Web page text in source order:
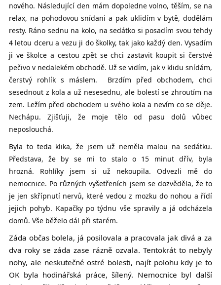
nového. Následující den mám dopoledne volno, těším, se na
relax, na pohodovou snídani a pak uklidím v bytě, dodělám
resty. Ráno sednu na kolo, na sedátko si posadím svou tehdy
4 letou dceru a vezu ji do školky, tak jako každý den. Vysadím
ji ve školce a cestou zpět se chci zastavit koupit si čerstvé
pečivo v nedalekém obchodě. Už se vidím, jak v klidu snídám,
čerstvý rohlík s máslem. Brzdím před obchodem, chci
sesednout z kola a už nesesednu, ale bolestí se zhroutím na
zem. Ležím před obchodem u svého kola a nevím co se děje.
Nechápu. Zjišťuji, že moje tělo od pasu dolů vůbec
neposlouchá.
Byla to teda klika, že jsem už neměla malou na sedátku.
Představa, že by se mi to stalo o 15 minut dřív, byla
hrozná. Rohlíky jsem si už nekoupila. Odvezli mě do
nemocnice. Po různých vyšetřeních jsem se dozvěděla, že to
je jen skřípnutí nervů, které vedou z mozku do nohou a řídí
jejich pohyb. Kapačky po týdnu vše spravily a já odcházela
domů. Vše běželo dál při starém.
Záda občas bolela, já posilovala a pracovala jak divá a za
dva roky se záda zase rázně ozvala. Tentokrát to nebyly
nohy, ale neskutečné ostré bolesti, najít polohu kdy je to
OK byla hodinářská práce, šílený. Nemocnice byl další